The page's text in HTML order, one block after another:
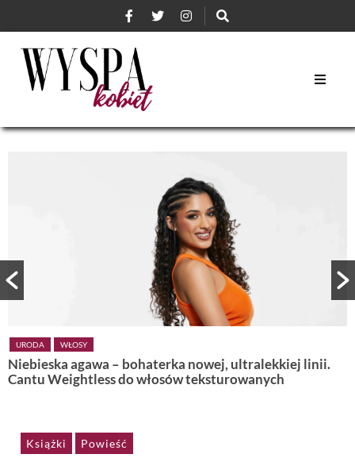
URODA WŁOSY
Niebieska agawa – bohaterka nowej, ultralekkiej linii.
Cantu Weightless do włosów teksturowanych
Książki Powieść